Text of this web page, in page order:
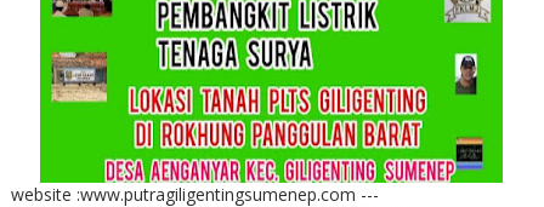
website :www.putragiligentingsumenep.com ---